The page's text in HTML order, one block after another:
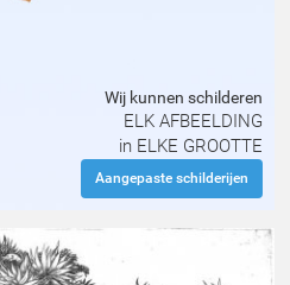
Wij kunnen schilderen
ELK AFBEELDING
in ELKE GROOTTE
Aangepaste schilderijen